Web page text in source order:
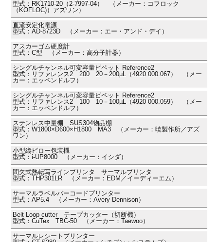
型式：RK1710-20（2-7997-04） （メーカー：コフロック
（KOFLOC)）アズワン）
直流安定化電源
型式：AD-8723D （メーカー：エー・アンド・デイ）
アスカーゴム硬度計
型式：C型 （メーカー：高分子計器）
シングルチャンネル可変容量ピペット Reference2
型式：リファレンス2 200 20－200µL（4920 000.067） （メー
カー：エッペンドルフ）
シングルチャンネル可変容量ピペット Reference2
型式：リファレンス2 100 10－100µL（4920 000.059） （メー
カー：エッペンドルフ）
ステンレス中量棚 SUS304物品棚
型式：W1800×D600×H1800 MA3 （メーカー：暁製作所／アズ
ワン）
小型縦ピロー包装機
型式：i-UP8000 （メーカー：イシダ）
間欠式熱転写ラインプリンタ サーマルプリンタ
型式：THP301LR （メーカー：EDM／イーディーエム）
サーマルラベルバーコードプリンター
型式：AP5.4 （メーカー：Avery Dennison）
Belt Loop cutter テープカッター（切断機）
型式：CuTex TBC-50 （メーカー：Taewoo）
サーマルレシートプリンター